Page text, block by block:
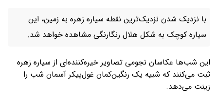
با نزدیک شدن نزدیک‌ترین نقطه سیاره زهره به زمین، این
سیاره کوچک به شکل هلال رنگارنگی مشاهده خواهد شد.
این شب‌ها عکاسان نجومی تصاویر خیره‌کننده‌ای از سیاره زهره
ثبت می‌کنند که شبیه یک رنگین‌کمان غول‌پیکر آسمان شب را
زینت می‌دهد.